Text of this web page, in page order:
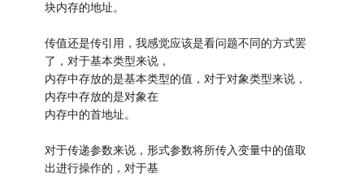
块内存的地址。
传值还是传引用，我感觉应该是看问题不同的方式罢
了，对于基本类型来说，
内存中存放的是基本类型的值，对于对象类型来说，
内存中存放的是对象在
内存中的首地址。
对于传递参数来说，形式参数将所传入变量中的值取
出进行操作的，对于基